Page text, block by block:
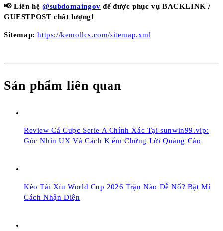
📢 Liên hệ @subdomaingov để được phục vụ BACKLINK /
GUESTPOST chất lượng!
Sitemap: https://kemollcs.com/sitemap.xml
Sản phẩm liên quan
Review Cá Cược Serie A Chính Xác Tại sunwin99.vip:
Góc Nhìn UX Và Cách Kiểm Chứng Lời Quảng Cáo
Kèo Tài Xỉu World Cup 2026 Trận Nào Dễ Nổ? Bật Mí
Cách Nhận Diện